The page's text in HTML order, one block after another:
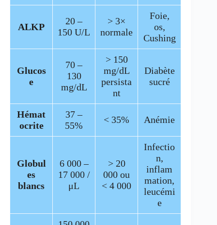
ALKP
20 –
150 U/L
> 3×
normale
Foie,
os,
Cushing
Glucos
e
70 –
130
mg/dL
> 150
mg/dL
persista
nt
Diabète
sucré
Hémat
ocrite
37 –
55%
< 35% Anémie
Globul
es
blancs
6 000 –
17 000 /
μL
> 20
000 ou
< 4 000
Infectio
n,
inflam
mation,
leucémi
e